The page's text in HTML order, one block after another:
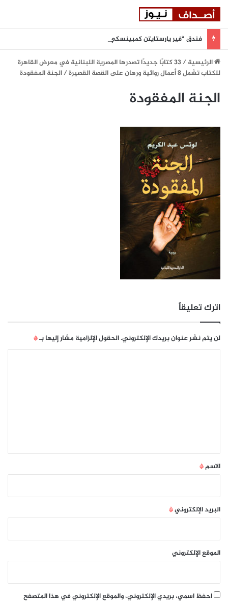
الرئيسية/
33 كتابًا جديدًا تصدرها المصرية اللبنانية في معرض القاهرة
للكتاب تشمل 8 أعمال روائية ورهان على القصة القصيرة
/الجنة المفقودة
الجنة المفقودة
اترك تعليقاً
لن يتم نشر عنوان بريدك الإلكتروني.الحقول الإلزامية مشار إليها بـ*
*
الاسم*
البريد الإلكتروني*
الموقع الإلكتروني
احفظ اسمي، بريدي الإلكتروني، والموقع الإلكتروني في هذا المتصفح